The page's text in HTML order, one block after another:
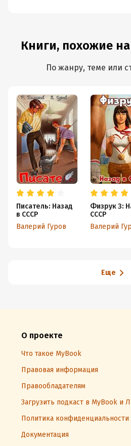
Книги, похожие
По жанру, теме или
Писатель: Назад
в СССР
Валерий Гуров
Физрук 3:
СССР
Валерий
Еще
О проекте
Что такое MyBook
Правовая информация
Правообладателям
Загрузить подкаст в MyBook и
Политика конфиденциальности
Документация